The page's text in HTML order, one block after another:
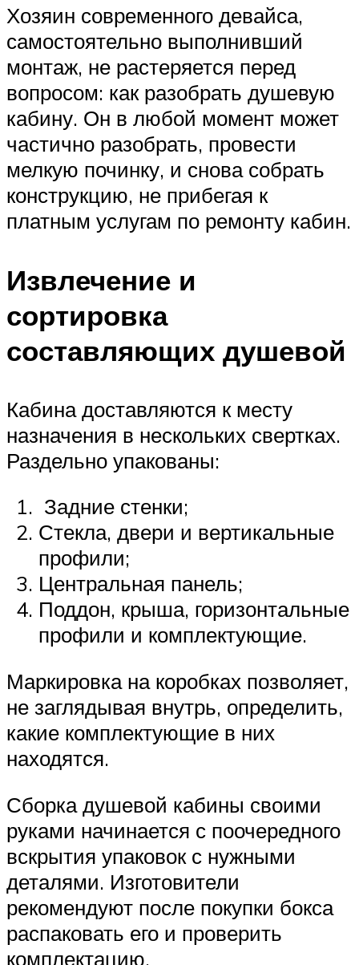
Хозяин современного девайса,
самостоятельно выполнивший
монтаж, не растеряется перед
вопросом: как разобрать душевую
кабину. Он в любой момент может
частично разобрать, провести
мелкую починку, и снова собрать
конструкцию, не прибегая к
платным услугам по ремонту кабин.
Извлечение и
сортировка
составляющих душевой
Кабина доставляются к месту
назначения в нескольких свертках.
Раздельно упакованы:
Задние стенки;
Стекла, двери и вертикальные
профили;
Центральная панель;
Поддон, крыша, горизонтальные
профили и комплектующие.
Маркировка на коробках позволяет,
не заглядывая внутрь, определить,
какие комплектующие в них
находятся.
Сборка душевой кабины своими
руками начинается с поочередного
вскрытия упаковок с нужными
деталями. Изготовители
рекомендуют после покупки бокса
распаковать его и проверить
комплектацию.